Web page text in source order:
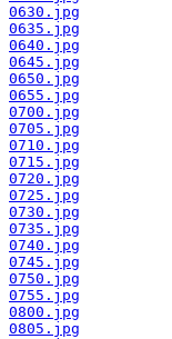
0630.jpg
0635.jpg
0640.jpg
0645.jpg
0650.jpg
0655.jpg
0700.jpg
0705.jpg
0710.jpg
0715.jpg
0720.jpg
0725.jpg
0730.jpg
0735.jpg
0740.jpg
0745.jpg
0750.jpg
0755.jpg
0800.jpg
0805.jpg